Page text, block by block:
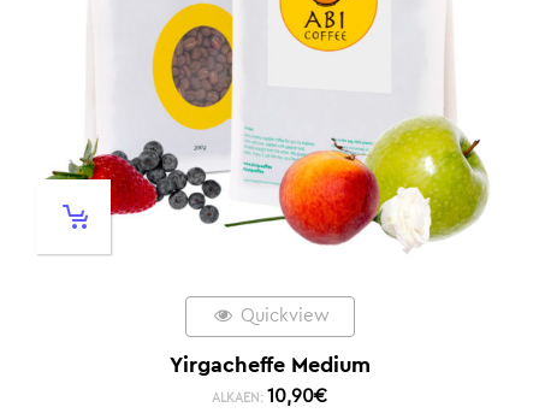
Quickview
Yirgacheffe Medium
ALKAEN: 10,90€